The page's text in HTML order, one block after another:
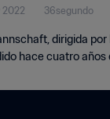
2022 36segundo
dirigida
hace cuatro años